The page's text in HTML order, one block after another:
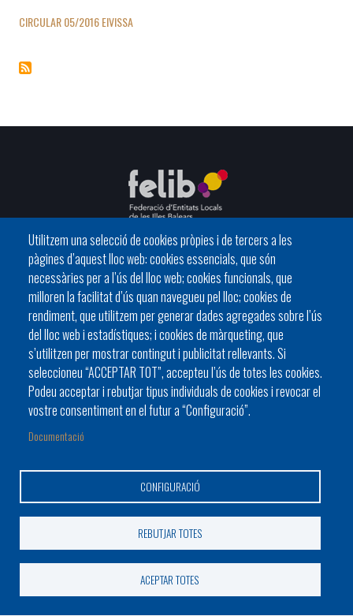
CIRCULAR 05/2016 EIVISSA
Utilitzem una selecció de cookies pròpies i de tercers a les
pàgines d’aquest lloc web: cookies essencials, que són
necessàries per a l’ús del lloc web; cookies funcionals, que
milloren la facilitat d’ús quan navegueu pel lloc; cookies de
rendiment, que utilitzem per generar dades agregades sobre l’ús
del lloc web i estadístiques; i cookies de màrqueting, que
s’utilitzen per mostrar contingut i publicitat rellevants. Si
seleccioneu “ACCEPTAR TOT”, accepteu l’ús de totes les cookies.
Podeu acceptar i rebutjar tipus individuals de cookies i revocar el
vostre consentiment en el futur a “Configuració”.
Documentació
CONFIGURACIÓ
REBUTJAR TOTES
ACEPTAR TOTES
Footer
1
-
Home
2
HISTÒRIA ORGANITZACIÓ
ESTATUTS
C/ del General Riera, 111 07010 Palma
Phone
971 760911 - Fax 971 763102
© Pàgina web de la Federació d'Entitats Locals de les Illes
Balears (FELIB)
info
Avis Legal Contacti amb la FELIB
Mapa web
Política de cookies
Política de privacitat